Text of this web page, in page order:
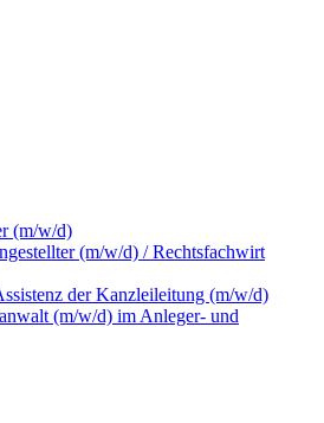
(m/w/d)
(m/w/d) / Rechtsfachwirt
der Kanzleileitung (m/w/d)
(m/w/d) im Anleger- und